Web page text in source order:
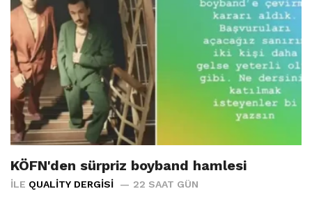
KÖFN'den sürpriz boyband hamlesi
İLE QUALITY DERGISI 22 SAAT GÜN